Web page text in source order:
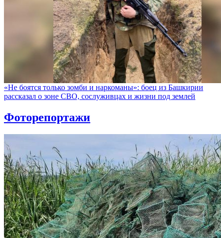
«Не боятся только зомби и наркоманы»: боец из Башкирии
рассказал о зоне СВО, сослуживцах и жизни под землей
Фоторепортажи